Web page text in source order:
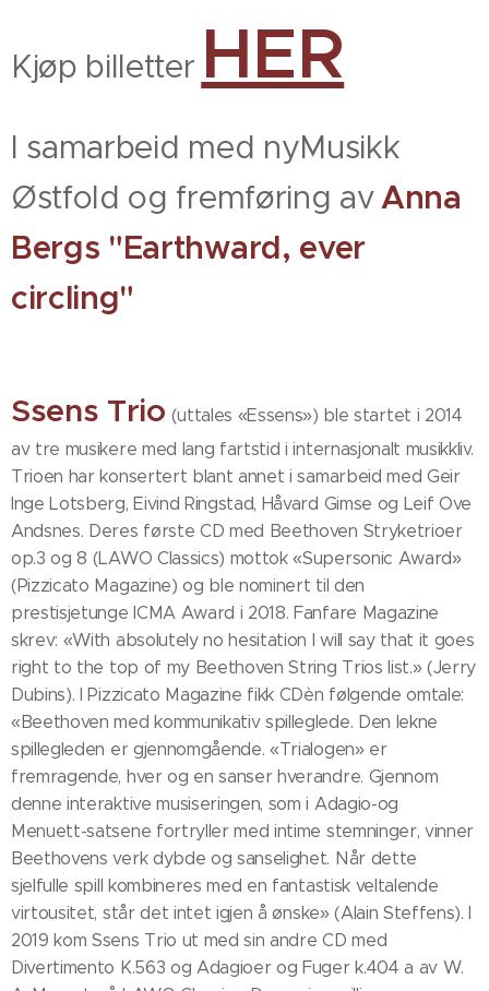
Kjøp billetter HER
I samarbeid med nyMusikk
Østfold og fremføring avAnna
Bergs "Earthward, ever
circling"
Ssens Trio (uttales «Essens») ble startet i 2014
av tre musikere med lang fartstid i internasjonalt musikkliv.
Trioen har konsertert blant annet i samarbeid med Geir
Inge Lotsberg, Eivind Ringstad, Håvard Gimse og Leif Ove
Andsnes. Deres første CD med Beethoven Stryketrioer
op.3 og 8 (LAWO Classics) mottok «Supersonic Award»
(Pizzicato Magazine) og ble nominert til den
prestisjetunge ICMA Award i 2018. Fanfare Magazine
skrev: «With absolutely no hesitation I will say that it goes
right to the top of my Beethoven String Trios list.» (Jerry
Dubins). I Pizzicato Magazine fikk CDèn følgende omtale:
«Beethoven med kommunikativ spilleglede. Den lekne
spillegleden er gjennomgående. «Trialogen» er
fremragende, hver og en sanser hverandre. Gjennom
denne interaktive musiseringen, som i Adagio-og
Menuett-satsene fortryller med intime stemninger, vinner
Beethovens verk dybde og sanselighet. Når dette
sjelfulle spill kombineres med en fantastisk veltalende
virtousitet, står det intet igjen å ønske» (Alain Steffens). I
2019 kom Ssens Trio ut med sin andre CD med
Divertimento K.563 og Adagioer og Fuger k.404 a av W.